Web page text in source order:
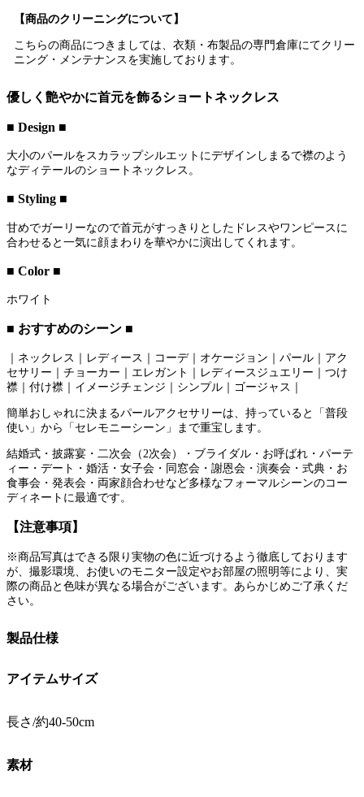
【商品のクリーニングについて】
こちらの商品につきましては、衣類・布製品の専門倉庫にてクリー
ニング・メンテナンスを実施しております。
優しく艶やかに首元を飾るショートネックレス
■ Design ■
大小のパールをスカラップシルエットにデザインしまるで襟のよう
なディテールのショートネックレス。
■ Styling ■
甘めでガーリーなので首元がすっきりとしたドレスやワンピースに
合わせると一気に顔まわりを華やかに演出してくれます。
■ Color ■
ホワイト
■ おすすめのシーン ■
｜ネックレス｜レディース｜コーデ｜オケージョン｜パール｜アク
セサリー｜チョーカー｜エレガント｜レディースジュエリー｜つけ
襟｜付け襟｜イメージチェンジ｜シンプル｜ゴージャス｜
簡単おしゃれに決まるパールアクセサリーは、持っていると「普段
使い」から「セレモニーシーン」まで重宝します。
結婚式・披露宴・二次会（2次会）・ブライダル・お呼ばれ・パーテ
ィー・デート・婚活・女子会・同窓会・謝恩会・演奏会・式典・お
食事会・発表会・両家顔合わせなど多様なフォーマルシーンのコー
ディネートに最適です。
【注意事項】
※商品写真はできる限り実物の色に近づけるよう徹底しております
が、撮影環境、お使いのモニター設定やお部屋の照明等により、実
際の商品と色味が異なる場合がございます。あらかじめご了承くだ
さい。
製品仕様
アイテムサイズ
長さ/約40-50cm
素材